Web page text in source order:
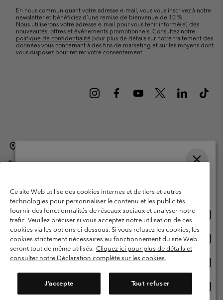
En nous communiquant votre adresse e-mail, vous vous inscrivez à notre
newsletter et bénéficiez d’une remise de bienvenue de 10 %.
Nous utiliserons votre adresse e-mail pour vous tenir informé(e) des
nouveautés, offres et événements promotionnels. Consultez notre
politique de confidentialité pour plus de détails sur notre traitement des
données vous concernant à des fins de marketing et sur les moyens dont
vous disposez pour retirer votre consentement.
©2026Columbia Sportswear International Sarl. Avenue des Morgines, 12
Garanties Légales
Politique de confidentialité
Conditions d'utilisation - Membres
Conditions D'utilisation - Contenu généré par l'utilisateur
Impressum
Cookies
Ce site Web utilise des cookies internes et de tiers et autres
technologies pour personnaliser le contenu et les publicités,
fournir des fonctionnalités de réseaux sociaux et analyser notre
trafic. Veuillez préciser si vous acceptez notre utilisation de ces
cookies via les options ci-dessous. Si vous refusez les cookies, les
cookies strictement nécessaires au fonctionnement du site Web
seront tout de même utilisés. Cliquez ici pour plus de détails et
consulter notre Déclaration complète sur les cookies.
J’accepte Tout refuser
Achats en ligne disponibles
United States
ligne
Belgium-English
ligne
Belgium-Français
ligne
Belgium-Dutch